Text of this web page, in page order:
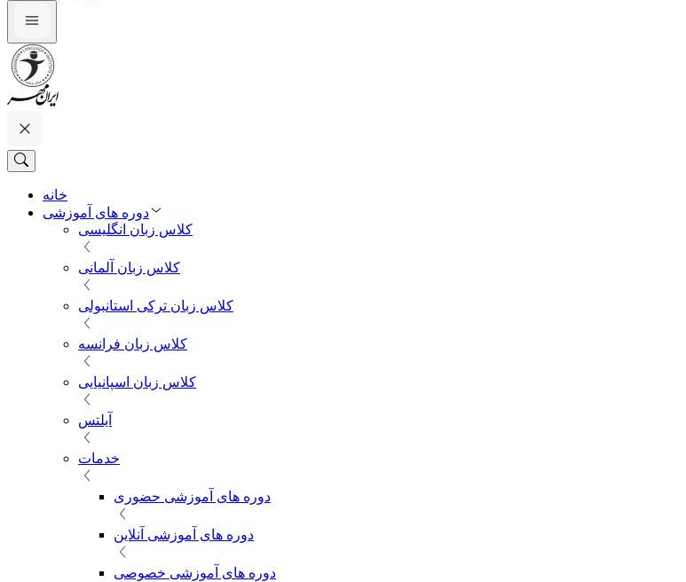
خانه
دوره های آموزشی
کلاس زبان انگلیسی
کلاس زبان آلمانی
کلاس زبان ترکی استانبولی
کلاس زبان فرانسه
کلاس زبان اسپانیایی
آیلتس
خدمات
دوره های آموزشی حضوری
دوره های آموزشی آنلاین
دوره های آموزشی خصوصی